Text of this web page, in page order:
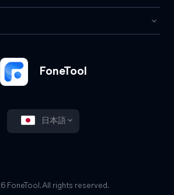
FoneTool
日本語
FoneTool. All rights reserved.